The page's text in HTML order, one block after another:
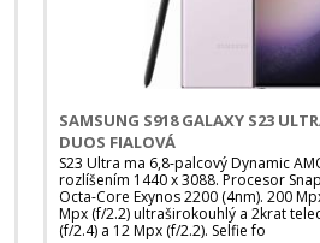
SAMSUNG S918 GALAXY S23
DUOS FIALOVÁ
S23 Ultra ma 6,8-palcový Dynamic
rozlíšením 1440 x 3088. Procesor
Octa-Core Exynos 2200 (4nm). 200
Mpx (f/2.2) ultraširokouhlý a 2krat
(f/2.4) a 12 Mpx (f/2.2). Selfie fo